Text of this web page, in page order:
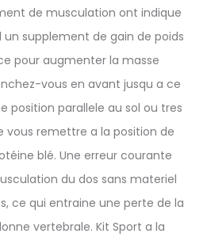
de musculation ont indique
supplement de gain de poids
pour augmenter la masse
vous en avant jusqu a ce
position parallele au sol ou tres
vous remettre a la position de
blé. Une erreur courante
du dos sans materiel
ce qui entraine une perte de la
vertebrale. Kit Sport a la